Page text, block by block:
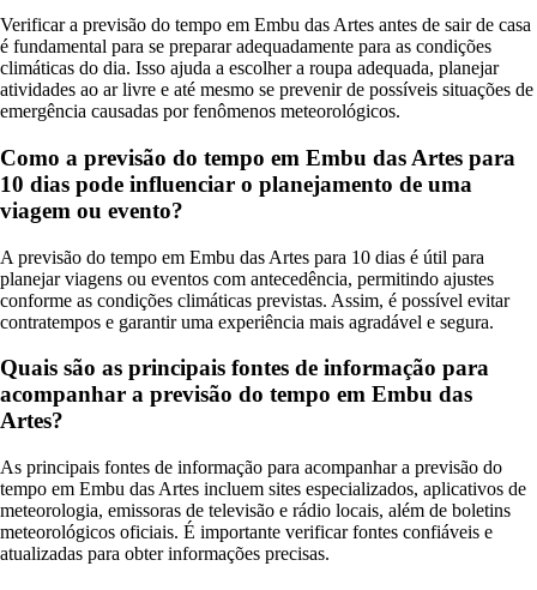
Verificar a previsão do tempo em Embu das Artes antes de sair de casa
é fundamental para se preparar adequadamente para as condições
climáticas do dia. Isso ajuda a escolher a roupa adequada, planejar
atividades ao ar livre e até mesmo se prevenir de possíveis situações de
emergência causadas por fenômenos meteorológicos.
Como a previsão do tempo em Embu das Artes para
10 dias pode influenciar o planejamento de uma
viagem ou evento?
A previsão do tempo em Embu das Artes para 10 dias é útil para
planejar viagens ou eventos com antecedência, permitindo ajustes
conforme as condições climáticas previstas. Assim, é possível evitar
contratempos e garantir uma experiência mais agradável e segura.
Quais são as principais fontes de informação para
acompanhar a previsão do tempo em Embu das
Artes?
As principais fontes de informação para acompanhar a previsão do
tempo em Embu das Artes incluem sites especializados, aplicativos de
meteorologia, emissoras de televisão e rádio locais, além de boletins
meteorológicos oficiais. É importante verificar fontes confiáveis e
atualizadas para obter informações precisas.